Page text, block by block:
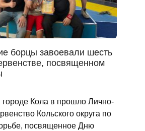
борцы завоевали шесть
посвященном
Кола в прошло Лично-
Кольского округа по
посвященное Дню